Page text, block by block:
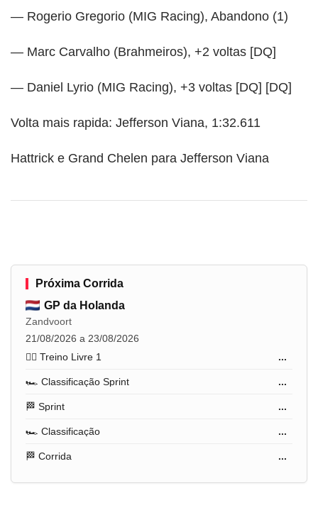
— Rogerio Gregorio (MIG Racing), Abandono (1)
— Marc Carvalho (Brahmeiros), +2 voltas [DQ]
— Daniel Lyrio (MIG Racing), +3 voltas [DQ] [DQ]
Volta mais rapida: Jefferson Viana, 1:32.611
Hattrick e Grand Chelen para Jefferson Viana
Próxima Corrida
GP da Holanda
Zandvoort
21/08/2026 a 23/08/2026
🏋️‍♂️ Treino Livre 1
...
🏎️ Classificação Sprint ...
🏁 Sprint ...
🏎️ Classificação ...
🏁 Corrida ...